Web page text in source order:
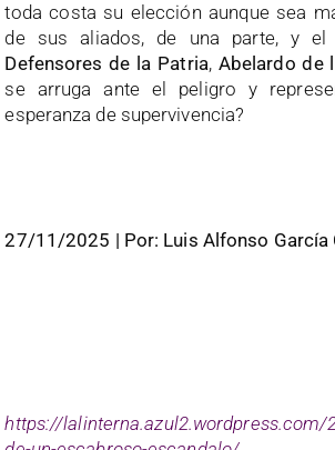
toda costa su elección aunque sea
de sus aliados, de una parte, y el
Defensores de la Patria, Abelardo de
se arruga ante el peligro y
esperanza de supervivencia?
27/11/2025 | Por: Luis Alfonso García
https://